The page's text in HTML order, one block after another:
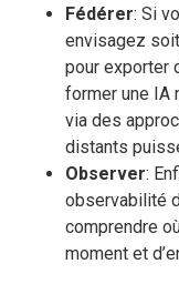
Fédérer: Si
envisagez
pour exporter
former une IA
via des
distants
Observer:
observabilité
comprendre
moment et